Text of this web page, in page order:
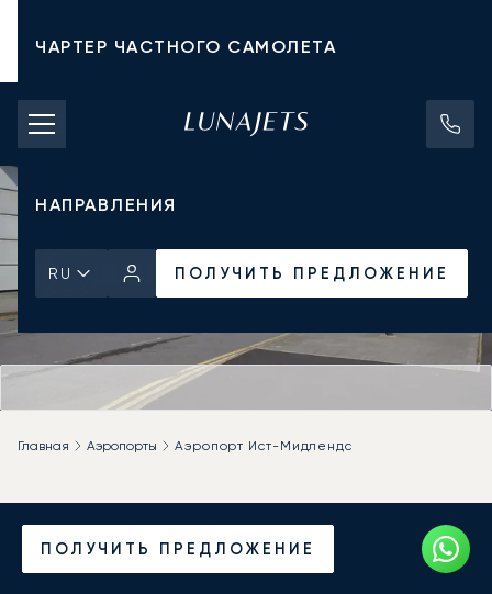
ЧАРТЕР ЧАСТНОГО САМОЛЕТА
СТОИМОСТЬ ЧАРТЕРА
ЧАСТНЫЕ САМОЛЕТЫ
НАПРАВЛЕНИЯ
RU ПОЛУЧИТЬ ПРЕДЛОЖЕНИЕ
ПОЛУЧИТЬ ПРЕДЛОЖЕНИЕ
Главная Аэропорты Аэропорт Ист-Мидлендс
Частный джет в
аэропорт Ист-